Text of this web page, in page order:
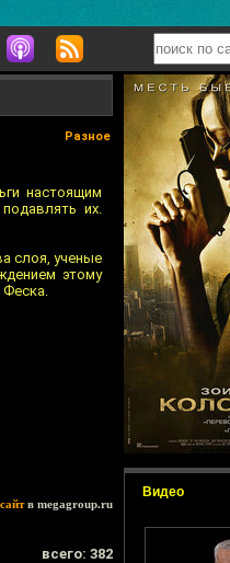
Видео
Разное
настоящим
их.
слоя, ученые
этому
Феска.
в megagroup.ru
всего: 382